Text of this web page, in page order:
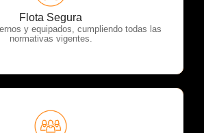
Flota Segura
y equipados, cumpliendo todas las
normativas vigentes.
OTP Servicios